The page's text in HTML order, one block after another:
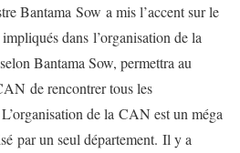
Bantama Sow a mis l’accent sur le
dans l’organisation de la
Bantama Sow, permettra au
de rencontrer tous les
de la CAN est un méga
par un seul département. Il y a